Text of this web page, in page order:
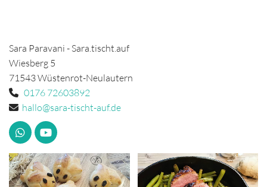
Sara Paravani - Sara.tischt.auf
Wiesberg 5
71543 Wüstenrot-Neulautern
 0176 72603892
 hallo@sara-tischt-auf.de